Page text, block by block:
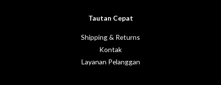
Tautan Cepat
Shipping & Returns
Kontak
Layanan Pelanggan